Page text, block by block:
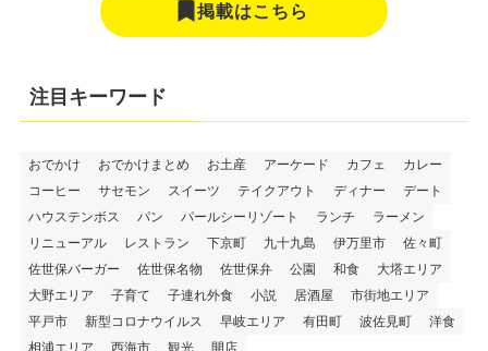
掲載はこちら
注目キーワード
おでかけ おでかけまとめ お土産 アーケード カフェ
カレー
コーヒー
サセモン スイーツ テイクアウト ディナー
デート
ハウステンボス
パン パールシーリゾート ランチ
ラーメン
リニューアル
レストラン 下京町 九十九島 伊万里市
佐々町
佐世保バーガー
佐世保名物 佐世保弁 公園 和食
大塔エリア
大野エリア
子育て 子連れ外食 小説 居酒屋
市街地エリア
平戸市
新型コロナウイルス 早岐エリア 有田町 波佐見町
洋食
相浦エリア
西海市 観光 開店